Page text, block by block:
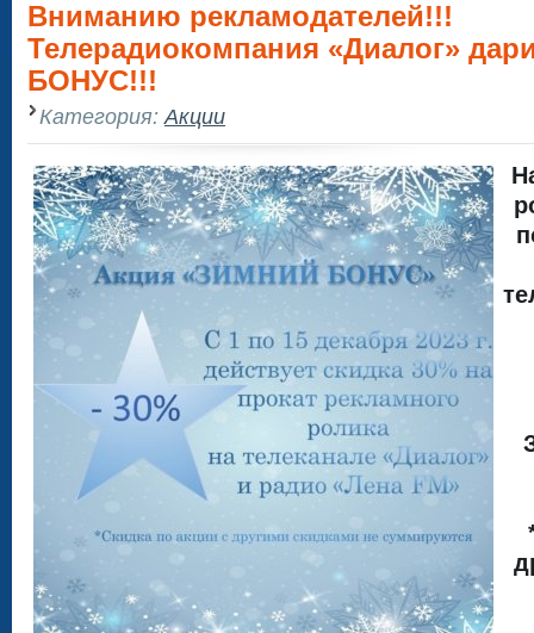
Вниманию рекламодателей!!!
Телерадиокомпания «Диалог»
БОНУС!!!
Категория: Акции